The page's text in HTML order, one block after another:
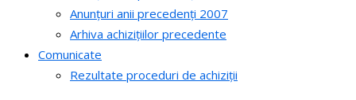
Anunțuri anii precedenți 2007
Arhiva achizițiilor precedente
Comunicate
Rezultate proceduri de achiziții